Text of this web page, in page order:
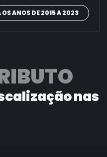
OS ANOS DE 2015 A 2023
nas